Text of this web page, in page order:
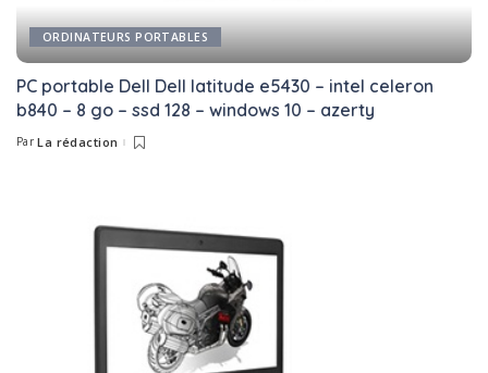
ORDINATEURS PORTABLES
PC portable Dell Dell latitude e5430 – intel celeron
b840 – 8 go – ssd 128 – windows 10 – azerty
Posted
Par La rédaction